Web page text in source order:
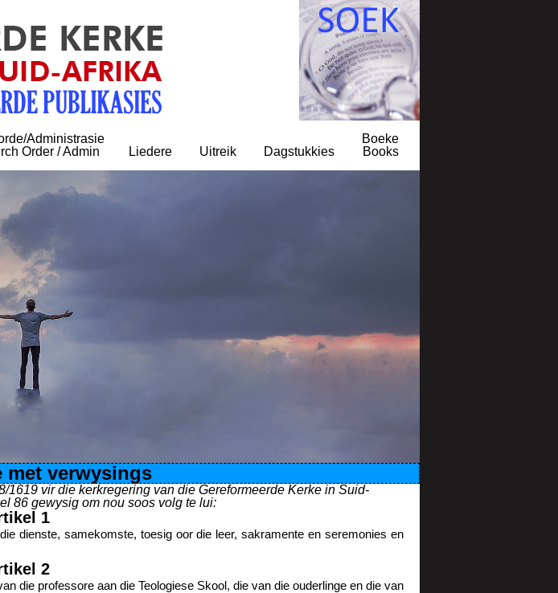
Administrasie
Order / Admin
Liedere Uitreik Dagstukkies
Boeke
Books
met verwysings
vir die kerkregering van die Gereformeerde Kerke in Suid-
86 gewysig om nou soos volg te lui:
1
dienste, samekomste, toesig oor die leer, sakramente en seremonies en
2
die professore aan die Teologiese Skool, die van die ouderlinge en die van